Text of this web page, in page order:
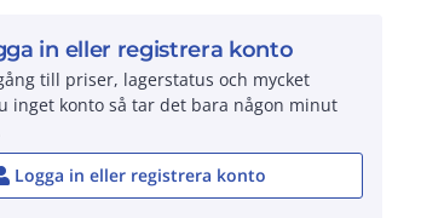
in eller registrera konto
till priser, lagerstatus och mycket
inget konto så tar det bara någon minut
Logga in eller registrera konto